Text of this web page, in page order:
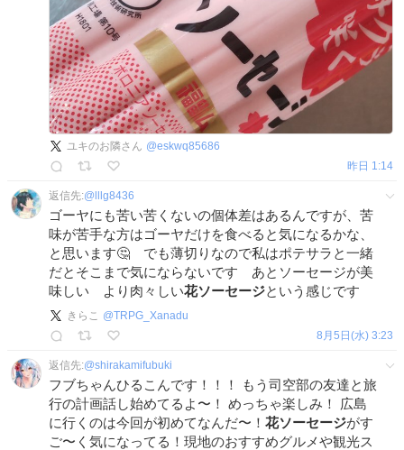
ユキのお隣さん @eskwq85686
昨日 1:14
返信先:@ lllg8436
ゴーヤにも苦い苦くないの個体差はあるんですが、苦
味が苦手な方はゴーヤだけを食べると気になるかな、
と思います🤔 でも薄切りなので私はポテサラと一緒
だとそこまで気にならないです あとソーセージが美
味しい より肉々しい花ソーセージという感じです
きらこ @TRPG_Xanadu
8月5日(水) 3:23
返信先:@shirakamifubuki
フブちゃんひるこんです！！！ もう司空部の友達と旅
行の計画話し始めてるよ〜！ めっちゃ楽しみ！ 広島
に行くのは今回が初めてなんだ〜！ 花ソーセージがす
ご〜く気になってる！現地のおすすめグルメや観光ス